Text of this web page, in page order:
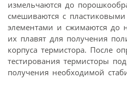
измельчаются до
смешиваются с
элементами и сжимаются до
их плавят для получения
корпуса термистора. После
тестирования термисторы
получения необходимой